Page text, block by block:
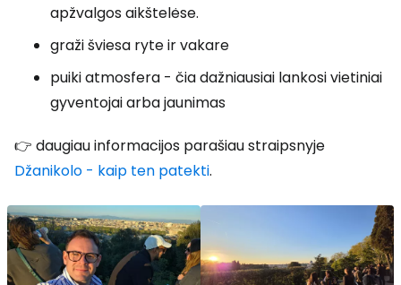
apžvalgos aikštelėse.
graži šviesa ryte ir vakare
puiki atmosfera - čia dažniausiai lankosi vietiniai
gyventojai arba jaunimas
👉 daugiau informacijos parašiau straipsnyje
Džanikolo - kaip ten patekti.